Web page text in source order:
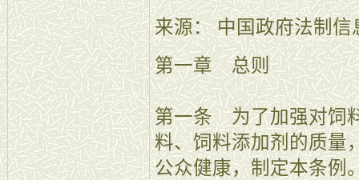
来源： 中国政府法制信
第一章 总则
第一条 为了加强对饲
料、饲料添加剂的质量
公众健康，制定本条例